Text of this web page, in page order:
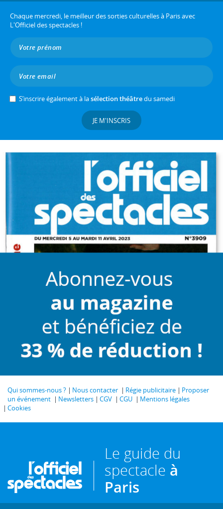
Chaque mercredi, le meilleur des sorties culturelles à Paris avec
L'Officiel des spectacles !
S’inscrire également à lasélection théâtredu samedi
JE M'INSCRIS
Qui sommes-nous ? Nous contacter Régie publicitaire
Proposer
un événement
Newsletters CGV CGU
Mentions légales
Cookies
Le guide du
spectacle à
Paris